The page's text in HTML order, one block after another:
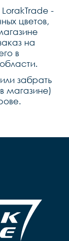
-
цветов,
на
в
забрать
магазине)